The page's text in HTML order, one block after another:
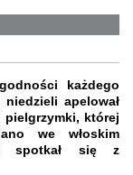
każdego
apelował
pielgrzymki, której
we włoskim
spotkał się z